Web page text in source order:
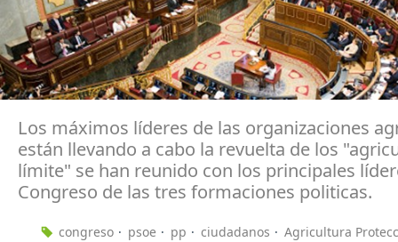
Los máximos líderes de las organizaciones
están llevando a cabo la revuelta de los
límite" se han reunido con los principales
Congreso de las tres formaciones politicas.
congreso psoe pp ciudadanos Agricultura